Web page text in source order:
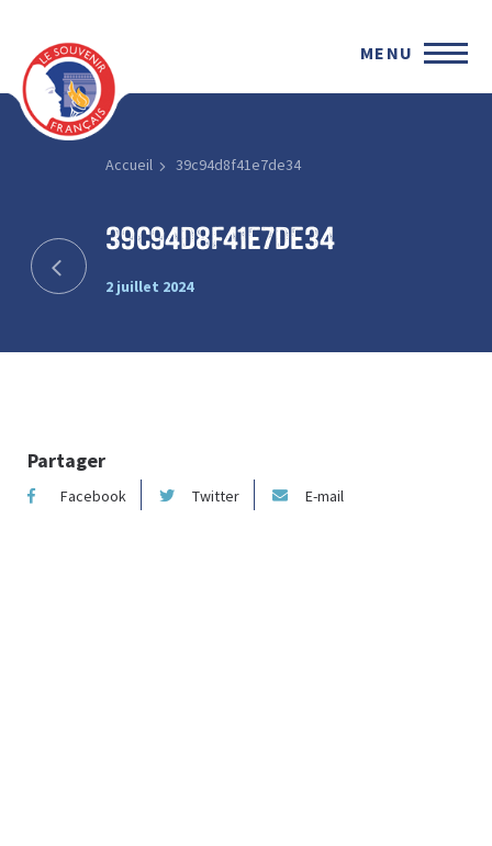
MENU
Accueil 39c94d8f41e7de34
39c94d8f41e7de34
2 juillet 2024
Partager
Facebook Twitter E-mail